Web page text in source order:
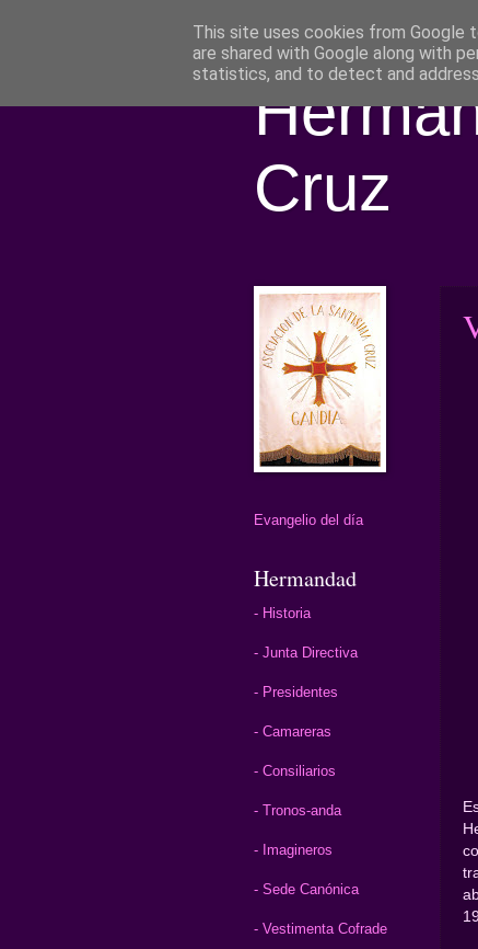
Cruz
Evangelio del día
Hermandad
- Historia
- Junta Directiva
- Presidentes
- Camareras
- Consiliarios
- Tronos-anda
- Imagineros
- Sede Canónica
- Vestimenta Cofrade
This site uses cookies from Google
are shared with Google along with
statistics, and to detect and